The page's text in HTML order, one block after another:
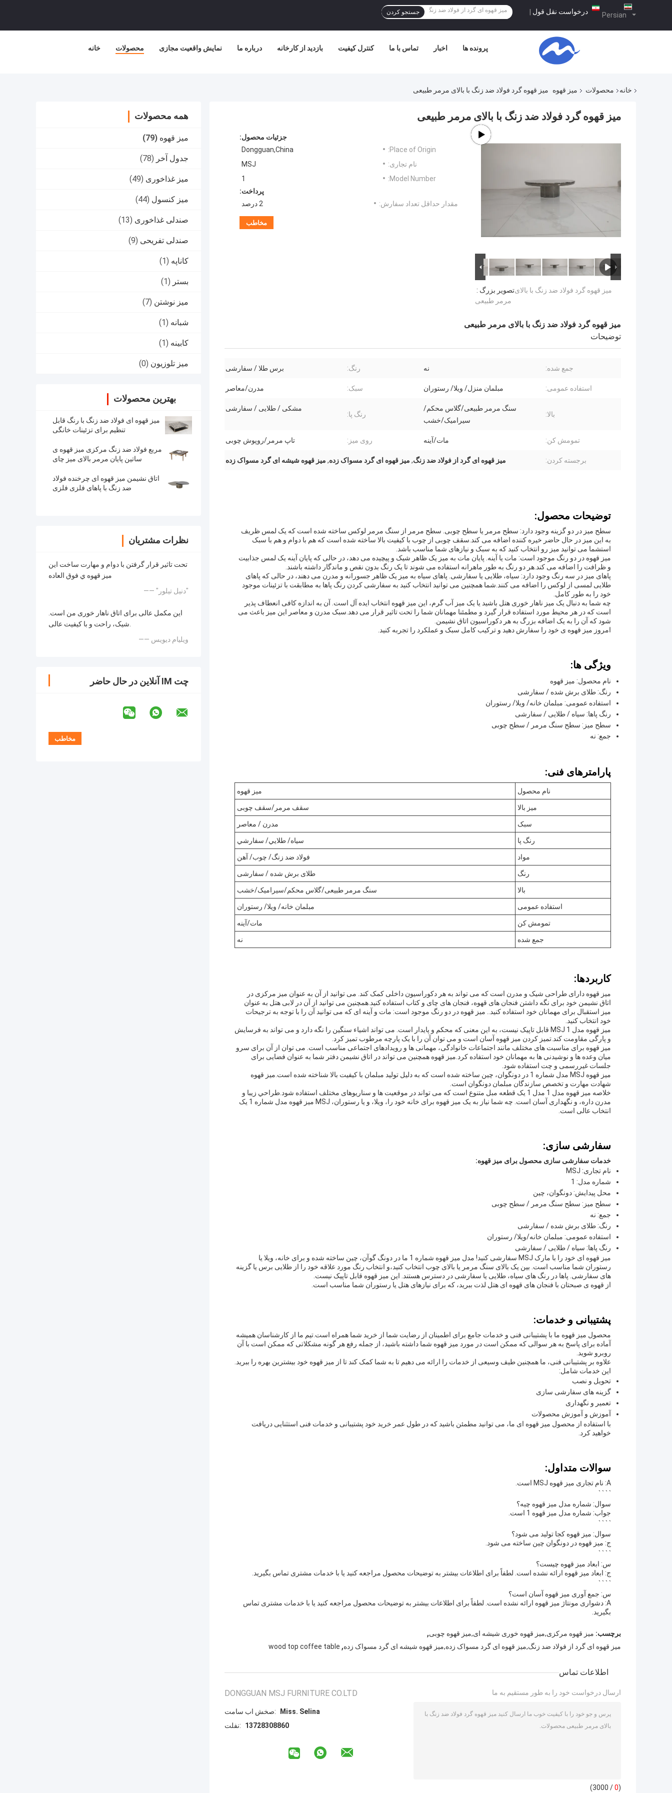
Persian درخواست نقل قول | جستجو کردن
خانه محصولات نمایش واقعیت مجازی درباره ما بازدید از کارخانه کنترل کیفیت تماس با ما اخبار پرونده ها
خانه محصولات میز قهوه میز قهوه گرد فولاد ضد زنگ با بالای مرمر طبیعی
همه محصولات
میز قهوه (79)
جدول آخر (78)
میز غذاخوری (49)
میز کنسول (44)
صندلی غذاخوری (13)
صندلی تفریحی (9)
کاناپه (1)
بستر (1)
میز نوشتن (7)
شبانه (1)
کابینه (1)
میز تلوزیون (0)
بهترین محصولات
میز قهوه ای فولاد ضد زنگ با رنگ قابل
تنظیم برای تزئینات خانگی
مربع فولاد ضد زنگ مرکزی میز قهوه ی
ساتین پایان مرمر بالای میز چای
اتاق نشیمن میز قهوه ای چرخنده فولاد
ضد زنگ با پاهای فلزی فلزی
نظرات مشتریان
تحت تاثير قرار گرفتن با دوام و مهارت ساخت اين
ميز قهوه ي فوق العاده
—— "دنیل تیلور"
این مکمل عالی برای اتاق ناهار خوری من است.
شیک، راحت و با کیفیت عالی.
—— ویلیام دیویس
چت IM آنلاین در حال حاضر
میز قهوه گرد فولاد ضد زنگ با بالای مرمر طبیعی
تصویر بزرگ :میز قهوه گرد فولاد ضد زنگ با بالای
مرمر طبیعی
جزئیات محصول:
Place of Origin:
Dongguan,China
نام تجاری:
MSJ
Model Number:
1
پرداخت:
مقدار حداقل تعداد سفارش:
2 درصد
مخاطب
میز قهوه گرد فولاد ضد زنگ با بالای مرمر طبیعی
توضیحات
جمع شده: نه رنگ: برس طلا / سفارشی
استفاده عمومی: مبلمان منزل/ ویلا/ رستوران سبک: مدرن/معاصر
بالا:
سنگ مرمر طبیعی/گلاس محکم/
سیرامیک/خشب
رنگ پا:
مشکی / طلایی / سفارشی
تمومش کن: مات/آینه روی میز: تاپ مرمر/روپوش چوبی
برجسته کردن: میز قهوه ای گرد از فولاد ضد زنگ, میز قهوه ای گرد مسواک زده, میز قهوه شیشه ای گرد مسواک زده
توضیحات محصول:
سطح میز در دو گزینه وجود دارد: سطح مرمر یا سطح چوبی. سطح مرمر از سنگ مرمر لوکس ساخته شده است که یک لمس ظریف
به این میز در حال حاضر خیره کننده اضافه می کند.سقف چوبی از چوب با کیفیت بالا ساخته شده است که هم با دوام و هم با سبک
استشما می توانید میز رو انتخاب کنید که به سبک و نیازهای شما مناسب باشد.
میز قهوه در دو رنگ موجود است: مات یا آینه. پایان مات به میز یک ظاهر شیک و پیچیده می دهد، در حالی که پایان آینه یک لمس جذابیت
و ظرافت را اضافه می کند.هر دو رنگ به طور ماهرانه استفاده می شوند تا یک رنگ بدون نقص و ماندگار داشته باشند.
پاهای میز در سه رنگ وجود دارد: سیاه، طلایی یا سفارشی. پاهای سیاه به میز یک ظاهر جسورانه و مدرن می دهند، در حالی که پاهای
طلایی لمسی از لوکس را اضافه می کنند.شما همچنین می توانید انتخاب کنید به سفارشی کردن رنگ پاها به مطابقت با تزئینات موجود
خود را به طور کامل.
چه شما به دنبال یک میز ناهار خوری هتل باشید یا یک میز آب گرم، این میز قهوه انتخاب ایده آل است. آن به اندازه کافی انعطاف پذیر
است که در هر محیط مورد استفاده قرار گیرد و مطمئنا مهمانان شما را تحت تاثیر قرار می دهد.سبک مدرن و معاصر این میز باعث می
شود که آن را به یک اضافه بزرگ به هر دکوراسیون اتاق نشیمن.
امروز میز قهوه ی خود را سفارش دهید و ترکیب کامل سبک و عملکرد را تجربه کنید.
ویژگی ها:
نام محصول: میز قهوه
رنگ: طلای برش شده / سفارشی
استفاده عمومی: مبلمان خانه/ ویلا/ رستوران
رنگ پاها: سیاه / طلایی / سفارشی
سطح میز: سطح سنگ مرمر / سطح چوبی
جمع: نه
پارامترهای فنی:
نام محصول میز قهوه
میز بالا سقف مرمر/سقف چوبی
سبک مدرن / معاصر
رنگ پا سياه/ طلايي/ سفارشي
مواد فولاد ضد زنگ/ چوب/ آهن
رنگ طلای برش شده / سفارشی
بالا سنگ مرمر طبیعی/گلاس محکم/سیرامیک/خشب
استفاده عمومی مبلمان خانه/ ویلا/ رستوران
تمومش کن مات/آینه
جمع شده نه
کاربردها:
میز قهوه دارای طراحی شیک و مدرن است که می تواند به هر دکوراسیون داخلی کمک کند. می توانید از آن به عنوان میز مرکزی در
اتاق نشیمن خود برای نگه داشتن فنجان های قهوه، فنجان های چای و کتاب استفاده کنید.همچنین می توانید از آن در لابی هتل به عنوان
میز استقبال برای مهمانان خود استفاده کنید.. میز قهوه در دو رنگ موجود است: مات و آینه ای که می توانید آن را با توجه به ترجیحات
خود انتخاب کنید.
میز قهوه مدل 1 MSJ قابل تاپیک نیست، به این معنی که محکم و پایدار است. می تواند اشیاء سنگین را نگه دارد و می تواند به فرسایش
و پارگی مقاومت کند.تمیز کردن میز قهوه آسان است و می توان آن را با یک پارچه مرطوب تمیز کرد.
میز قهوه برای مناسبت های مختلف مانند اجتماعات خانوادگی، مهمانی ها و رویدادهای اجتماعی مناسب است. می توان از آن برای سرو
میان وعده ها و نوشیدنی ها به مهمانان خود استفاده کرد.میز قهوه همچنین می تواند در اتاق نشیمن دفتر شما به عنوان فضایی برای
جلسات غیررسمی و چت استفاده شود.
میز قهوه MSJ مدل شماره 1 در دونگوان، چین ساخته شده است که به دلیل تولید مبلمان با کیفیت بالا شناخته شده است.میز قهوه
شهادت مهارت و تخصص سازندگان مبلمان دونگوان است.
خلاصه میز قهوه مدل 1 مدل 1 یک قطعه مبل متنوع است که می تواند در موقعیت ها و سناریوهای مختلف استفاده شود.طراحي زيبا و
مدرن داره، و نگهداری آسان است. چه شما نیاز به یک میز قهوه برای خانه خود را، ویلا، و یا رستوران، MSJ میز قهوه مدل شماره 1 یک
انتخاب عالی است.
سفارشی سازی:
خدمات سفارشی سازی محصول برای میز قهوه:
نام تجاری: MSJ
شماره مدل: 1
محل پیدایش: دونگوان، چین
سطح میز: سطح سنگ مرمر / سطح چوبی
جمع: نه
رنگ: طلای برش شده / سفارشی
استفاده عمومی: مبلمان خانه/ویلا/ رستوران
رنگ پاها: سیاه / طلایی / سفارشی
میز قهوه ای خود را با مارک MSJ سفارشی کنید! مدل میز قهوه شماره 1 ما در دونگ گوآن، چین ساخته شده و برای خانه، ویلا یا
رستوران شما مناسب است. بین یک بالای سنگ مرمر یا بالای چوب انتخاب کنید،و انتخاب رنگ مورد علاقه خود را از طلایی برس یا گزینه
های سفارشی. پاها در رنگ های سیاه، طلایی یا سفارشی در دسترس هستند. این میز قهوه قابل تاپیک نیست.
از قهوه ی صبحتان با فنجان های قهوه ای هتل لذت ببرید، که برای نیازهای هتل یا رستوران شما مناسب است.
پشتیبانی و خدمات:
محصول میز قهوه ما با پشتیبانی فنی و خدمات جامع برای اطمینان از رضایت شما از خرید شما همراه است.تیم ما از کارشناسان همیشه
آماده برای پاسخ به هر سوالی که ممکن است در مورد میز قهوه شما داشته باشید، از جمله رفع هر گونه مشکلاتی که ممکن است با آن
روبرو شوید.
علاوه بر پشتیبانی فنی، ما همچنین طیف وسیعی از خدمات را ارائه می دهیم تا به شما کمک کند تا از میز قهوه خود بیشترین بهره را ببرید.
این خدمات شامل:
تحویل و نصب
گزینه های سفارشی سازی
تعمیر و نگهداری
آموزش و آموزش محصولات
با استفاده از محصول میز قهوه ای ما، می توانید مطمئن باشید که در طول عمر خرید خود پشتیبانی و خدمات فنی استثنایی دریافت
خواهید کرد.
سوالات متداول:
A: نام تجاری میز قهوه MSJ است.
` ` ` `
سوال: شماره مدل میز قهوه چیه؟
جواب: شماره مدل میز قهوه 1 است.
` ` ` `
سوال: میز قهوه کجا تولید می شود؟
ج: میز قهوه در دونگوان چین ساخته می شود.
` ` ` `
س: ابعاد میز قهوه چیست؟
ج: ابعاد میز قهوه ارائه نشده است. لطفاً برای اطلاعات بیشتر به توضیحات محصول مراجعه کنید یا با خدمات مشتری تماس بگیرید.
` ` ` `
س: جمع آوری میز قهوه آسان است؟
A: دشواری مونتاژ میز قهوه ارائه نشده است. لطفاً برای اطلاعات بیشتر به توضیحات محصول مراجعه کنید یا با خدمات مشتری تماس
بگیرید.
برچسب: میز قهوه مرکزی,میز قهوه خوری شیشه ای,میز قهوه چوبی,
میز قهوه ای گرد از فولاد ضد زنگ,میز قهوه ای گرد مسواک زده,میز قهوه شیشه ای گرد مسواک زده,
wood top coffee table
اطلاعات تماس
DONGGUAN MSJ FURNITURE CO.LTD
تماس با شخص:
Miss. Selina
تلفن:
13728308860
ارسال درخواست خود را به طور مستقیم به ما
(
0
/ 3000)